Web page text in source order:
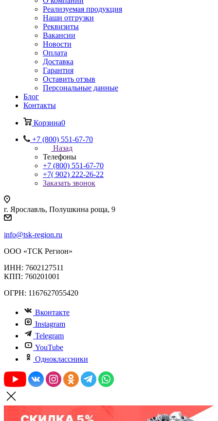
Реализуемая продукция
Наши отгрузки
Реквизиты
Вакансии
Новости
Оплата
Доставка
Гарантия
Оставить отзыв
Персональные данные
Блог
Контакты
Корзина0
+7 (800) 551-67-70
Назад
Телефоны
+7 (800) 551-67-70
+7( 902) 222-26-22
Заказать звонок
г. Ярославль, Полушкина роща, 9
info@tsk-region.ru
ООО «ТСК Регион»
ИНН: 7602127511
КПП: 760201001
ОГРН: 1167627055420
Вконтакте
Instagram
Telegram
YouTube
Одноклассники